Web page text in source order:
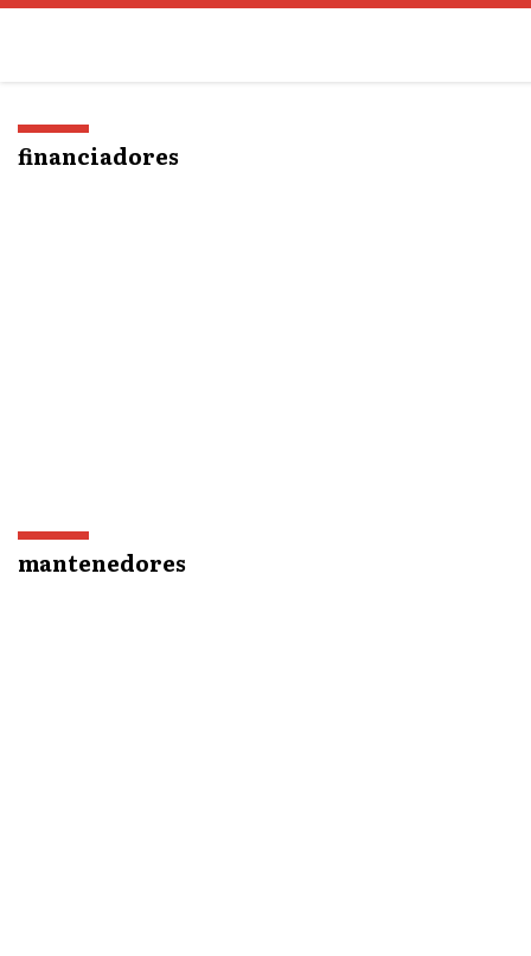
financiadores
mantenedores